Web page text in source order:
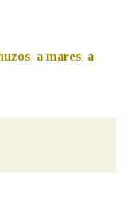
, a mares, a